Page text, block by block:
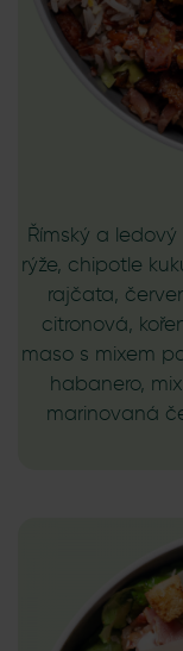
Římský a
rýže, chipotle
rajčata,
citronová,
maso s mixem
habanero,
marinovaná